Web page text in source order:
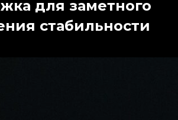
для заметного
стабильности